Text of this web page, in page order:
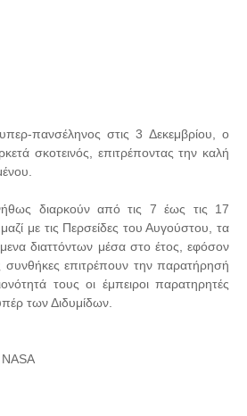
πανσέληνος στις 3 Δεκεμβρίου, ο
σκοτεινός, επιτρέποντας την καλή
διαρκούν από τις 7 έως τις 17
με τις Περσείδες του Αυγούστου, τα
διαττόντων μέσα στο έτος, εφόσον
συνθήκες επιτρέπουν την παρατήρησή
τους οι έμπειροι παρατηρητές
των Διδυμίδων.